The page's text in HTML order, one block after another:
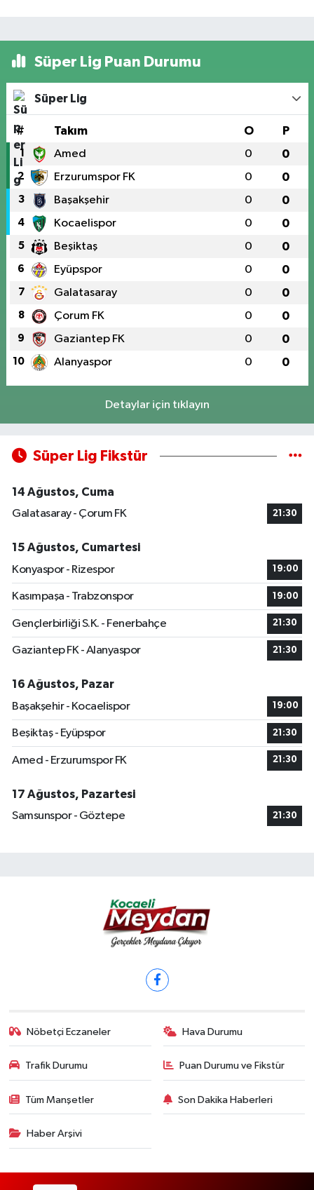
Süper Lig Puan Durumu
Süper Lig
# Takım O P
1 Amed 0 0
2 Erzurumspor FK 0 0
3 Başakşehir 0 0
4 Kocaelispor 0 0
5 Beşiktaş 0 0
6 Eyüpspor 0 0
7 Galatasaray 0 0
8 Çorum FK 0 0
9 Gaziantep FK 0 0
10 Alanyaspor 0 0
Detaylar için tıklayın
Süper Lig Fikstür
14 Ağustos, Cuma
Galatasaray - Çorum FK
21:30
15 Ağustos, Cumartesi
Konyaspor - Rizespor
19:00
Kasımpaşa - Trabzonspor 19:00
Gençlerbirliği S.K. - Fenerbahçe 21:30
Gaziantep FK - Alanyaspor 21:30
16 Ağustos, Pazar
Başakşehir - Kocaelispor
19:00
Beşiktaş - Eyüpspor 21:30
Amed - Erzurumspor FK 21:30
17 Ağustos, Pazartesi
Samsunspor - Göztepe
21:30
Nöbetçi Eczaneler Hava Durumu
Trafik Durumu Puan Durumu ve Fikstür
Tüm Manşetler Son Dakika Haberleri
Haber Arşivi